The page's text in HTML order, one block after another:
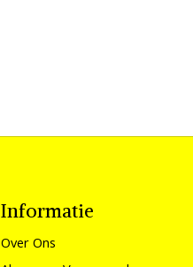
Informatie
Over Ons